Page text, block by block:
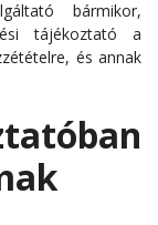
bármikor,
tájékoztató a
és annak